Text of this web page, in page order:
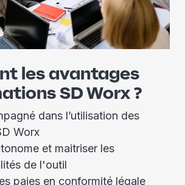
les avantages
SD Worx ?
dans l’utilisation des
Worx​
et maitriser les
de l'outil​
paies en conformité légale​